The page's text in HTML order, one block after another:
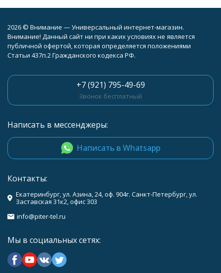
2026 © Внимание — Универсальный интернет-магазин.
Внимание! Данный сайт ни при каких условиях не является
публичной офертой, которая определяется положениями
Статьи 437п.2 Гражданского кодекса РФ.
+7 (921) 795-49-69
Звонок бесплатный
Написать в мессенджеры:
Написать в Whatsapp
Контакты:
Екатеринбург, ул. Азина, 24, оф. 904г. Санкт-Петербург, ул.
Заставская 31к2, офис 303
info@piter-tel.ru
Мы в социальных сетях: